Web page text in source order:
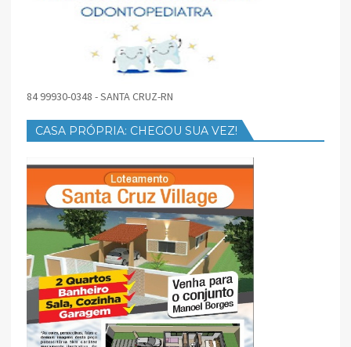
84 99930-0348 - SANTA CRUZ-RN
CASA PRÓPRIA: CHEGOU SUA VEZ!